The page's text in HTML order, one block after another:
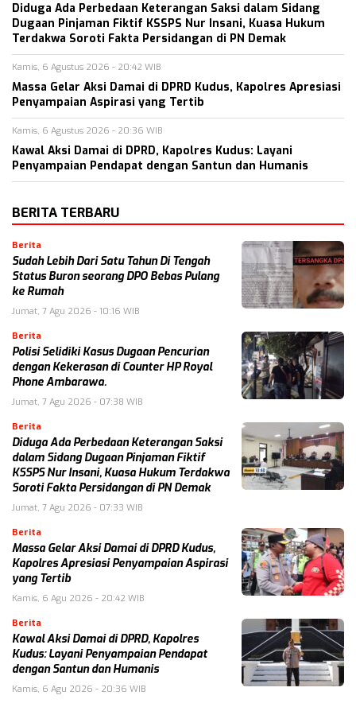
Diduga Ada Perbedaan Keterangan Saksi dalam Sidang
Dugaan Pinjaman Fiktif KSSPS Nur Insani, Kuasa Hukum
Terdakwa Soroti Fakta Persidangan di PN Demak
Kamis, 6 Agustus 2026 - 20:42 WIB
Massa Gelar Aksi Damai di DPRD Kudus, Kapolres Apresiasi
Penyampaian Aspirasi yang Tertib
Kamis, 6 Agustus 2026 - 20:36 WIB
Kawal Aksi Damai di DPRD, Kapolres Kudus: Layani
Penyampaian Pendapat dengan Santun dan Humanis
BERITA TERBARU
Berita
Sudah Lebih Dari Satu Tahun Di Tengah
Status Buron seorang DPO Bebas Pulang
ke Rumah
Jumat, 7 Agu 2026 - 10:16 WIB
Berita
Polisi Selidiki Kasus Dugaan Pencurian
dengan Kekerasan di Counter HP Royal
Phone Ambarawa.
Jumat, 7 Agu 2026 - 07:38 WIB
Berita
Diduga Ada Perbedaan Keterangan Saksi
dalam Sidang Dugaan Pinjaman Fiktif
KSSPS Nur Insani, Kuasa Hukum Terdakwa
Soroti Fakta Persidangan di PN Demak
Jumat, 7 Agu 2026 - 07:33 WIB
Berita
Massa Gelar Aksi Damai di DPRD Kudus,
Kapolres Apresiasi Penyampaian Aspirasi
yang Tertib
Kamis, 6 Agu 2026 - 20:42 WIB
Berita
Kawal Aksi Damai di DPRD, Kapolres
Kudus: Layani Penyampaian Pendapat
dengan Santun dan Humanis
Kamis, 6 Agu 2026 - 20:36 WIB